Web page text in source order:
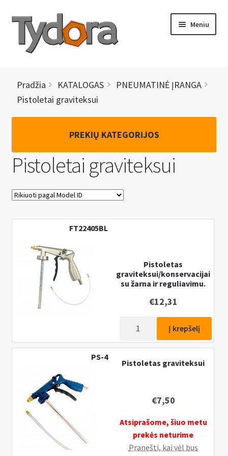
Pereiti
meniu
Pereiti
turinio
Meniu
KATALOGAS
NAUJIENOS
BRENDAI
KONTAKTAI
i
s
s
u
b
-
Pristatymo informacija
MANO PASKYRA
s
e
i
s
i
-
Pradžia KATALOGAS
PNEUMATINĖ ĮRANGA
Pistoletai graviteksui
PREKIŲ KATEGORIJOS
Pistoletai graviteksui
FT22405BL
Pistoletas
graviteksui/konservacijai
su žarna ir reguliavimu.
€12,31
Pistoletas
graviteksui/konservacijai
Į krepšelį
PS-4
Pistoletas graviteksui
€7,50
Atsiprašome, šiuo metu
prekės neturime
Pranešti, kai vėl bus